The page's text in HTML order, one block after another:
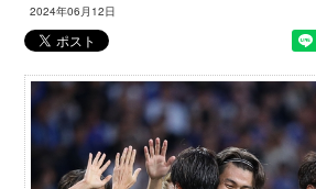
2024年06月12日